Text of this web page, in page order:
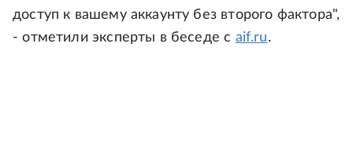
доступ к вашему аккаунту без второго фактора",
- отметили эксперты в беседе с aif.ru.